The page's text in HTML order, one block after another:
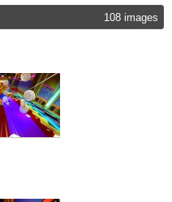
108 images